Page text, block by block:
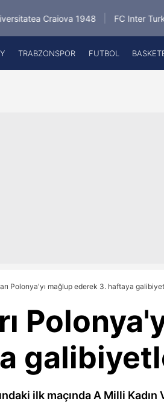
Craiova 1948 FC Inter Turku
TRABZONSPOR FUTBOL
Polonya'yı mağlup ederek 3. haftaya
ilk maçında A Milli Kadın